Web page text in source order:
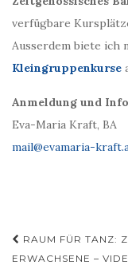
verfügbare
Ausserdem biete ich
Kleingruppenkurse
Anmeldung und
Eva-Maria Kraft, BA
mail@evamaria-
RAUM FÜR TANZ:
ERWACHSENE –